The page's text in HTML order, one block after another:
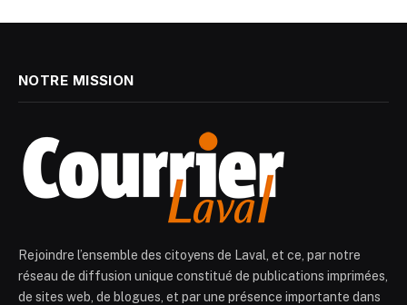
NOTRE MISSION
Rejoindre l’ensemble des citoyens de Laval, et ce, par notre
réseau de diffusion unique constitué de publications imprimées,
de sites web, de blogues, et par une présence importante dans